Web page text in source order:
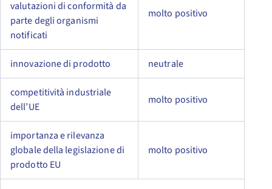
valutazioni di conformità da
parte degli organismi
notificati
molto positivo
innovazione di prodotto neutrale
competitività industriale
dell’UE
molto positivo
importanza e rilevanza
globale della legislazione di
prodotto EU
molto positivo